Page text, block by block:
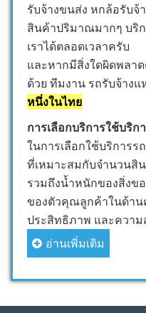
รับจ้างขนส่ง หกล้อรับจ้
สินค้าปริมาณมากๆ บริ
เราได้ตลอดเวลาครับ
และหากมีสิ่งใดผิดพลา
ด้วย ทีมงาน รถรับจ้างแ
หนึ่งในไทย
การเลือกบริการใช้บริก
ในการเลือกใช้บริการ
ที่เหมาะสมกับจำนวนสิ
รวมถึงน้ำหนักของสิ่งข
ของตัวคุณลูกค้าในด้า
ประสิทธิภาพ และควา
อ่านเพิ่มเติม